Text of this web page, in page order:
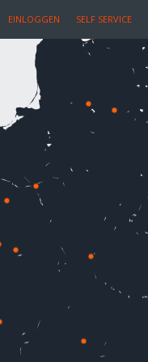
EINLOGGEN SELF SERVICE